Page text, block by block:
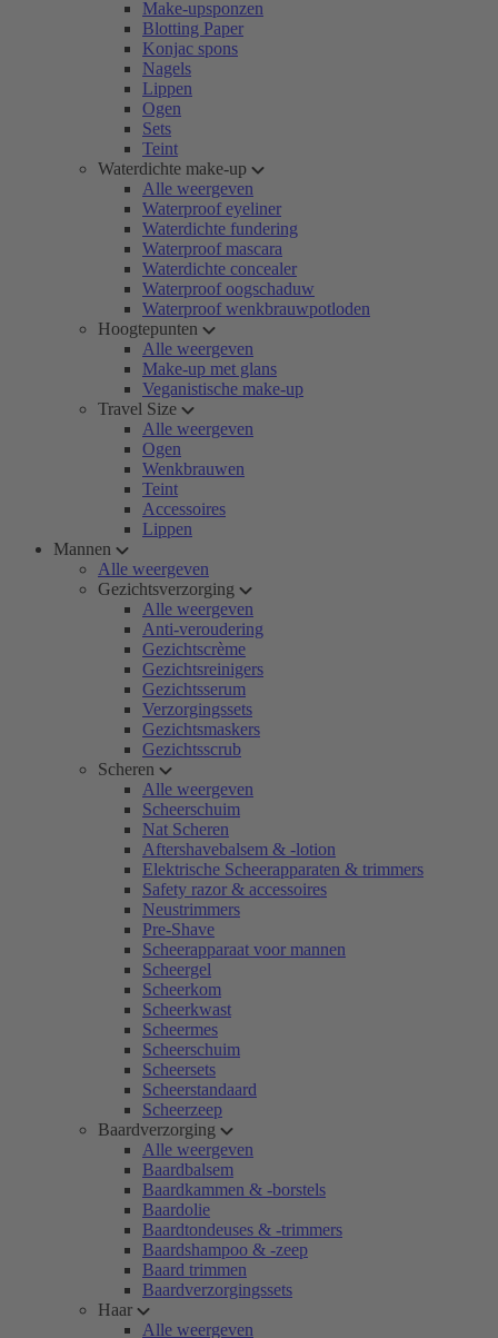
Make-upsponzen
Blotting Paper
Konjac spons
Nagels
Lippen
Ogen
Sets
Teint
Waterdichte make-up
Alle weergeven
Waterproof eyeliner
Waterdichte fundering
Waterproof mascara
Waterdichte concealer
Waterproof oogschaduw
Waterproof wenkbrauwpotloden
Hoogtepunten
Alle weergeven
Make-up met glans
Veganistische make-up
Travel Size
Alle weergeven
Ogen
Wenkbrauwen
Teint
Accessoires
Lippen
Mannen
Alle weergeven
Gezichtsverzorging
Alle weergeven
Anti-veroudering
Gezichtscrème
Gezichtsreinigers
Gezichtsserum
Verzorgingssets
Gezichtsmaskers
Gezichtsscrub
Scheren
Alle weergeven
Scheerschuim
Nat Scheren
Aftershavebalsem & -lotion
Elektrische Scheerapparaten & trimmers
Safety razor & accessoires
Neustrimmers
Pre-Shave
Scheerapparaat voor mannen
Scheergel
Scheerkom
Scheerkwast
Scheermes
Scheerschuim
Scheersets
Scheerstandaard
Scheerzeep
Baardverzorging
Alle weergeven
Baardbalsem
Baardkammen & -borstels
Baardolie
Baardtondeuses & -trimmers
Baardshampoo & -zeep
Baard trimmen
Baardverzorgingssets
Haar
Alle weergeven